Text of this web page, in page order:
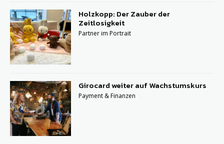
Holzkopp: Der Zauber der
Zeitlosigkeit
Partner im Portrait
Girocard weiter auf Wachstumskurs
Payment & Finanzen